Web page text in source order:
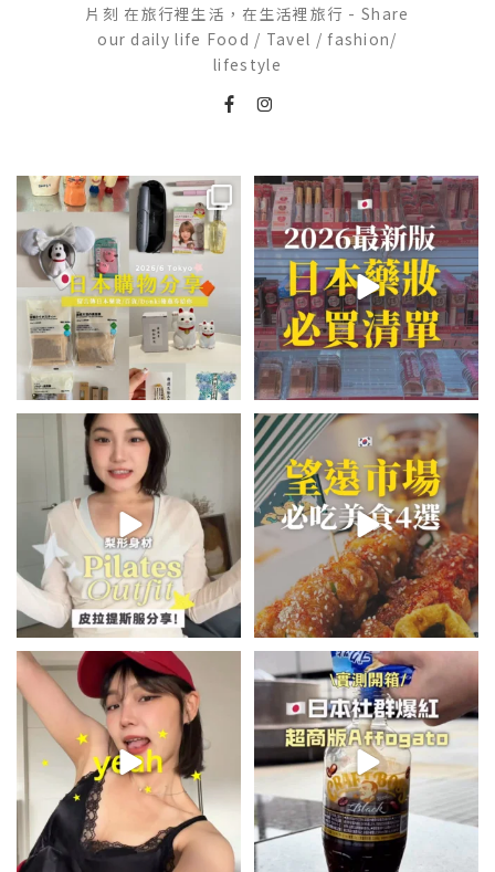
片刻 在旅行裡生活，在生活裡旅行 - Share
our daily life Food / Tavel / fashion/
lifestyle
💭留言「免費」傳日本藥妝店/百
貨/機場/Donki/折價券給你...
413 43
2026🇯🇵日本藥妝店必買什麼
日本最近紅什麼？...
123 20
💭留言「美背」傳🔗給你！
🏷️#吉推韓國 🇰🇷
...
48 20
\🇰🇷韓國望遠市場4家必吃美食
😋/
💭留言「望遠市場」傳地址給你
345 59
summer outfit⋆.˚✮🎧✮˚.⋆
夏日穿搭最需要單品！...
755 43
\🇯🇵日本爆紅!超商版Affogato
🍨☕️/
🏷️#吉推日本🇯🇵...
117 26